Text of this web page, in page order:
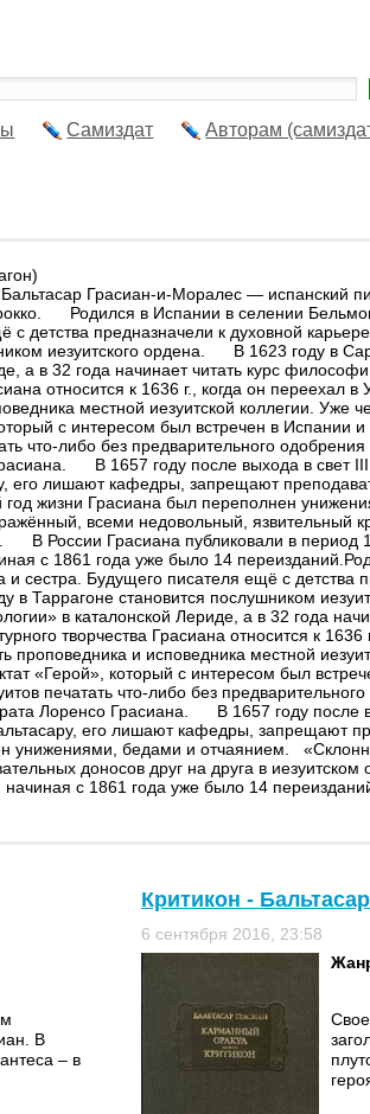
Самиздат Авторам
Грасиан-и-Моралес — испанский
Родился в Испании в селении
с детства предназначели к духовной
иезуитского ордена. В 1623 году в
а в 32 года начинает читать курс
относится к 1636 г., когда он переехал
местной иезуитской коллегии. Уже
с интересом был встречен в
что-либо без предварительного
В 1657 году после выхода в свет III
его лишают кафедры, запрещают
жизни Грасиана был переполнен
всеми недовольный, язвительный
В России Грасиана публиковали в
с 1861 года уже было 14
и сестра. Будущего писателя ещё с детства
в Таррагоне становится послушником
в каталонской Лериде, а в 32 года
творчества Грасиана относится к 1636
проповедника и исповедника местной
«Герой», который с интересом был
печатать что-либо без
Лоренсо Грасиана. В 1657 году после
его лишают кафедры, запрещают
бедами и отчаянием.
доносов друг на друга в
с 1861 года уже было 14
В
– в
Критикон -
6 сентября 2016, 23:58